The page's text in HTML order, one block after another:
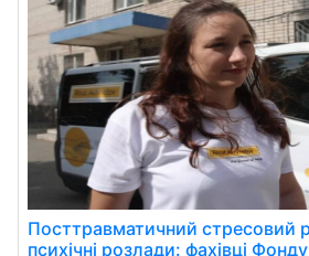
Посттравматичний стресовий
психічні розлади: фахівці